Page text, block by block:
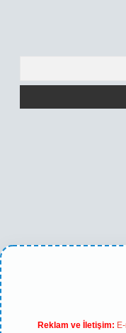
betexper yeni giriş
Reklam ve İletişim: